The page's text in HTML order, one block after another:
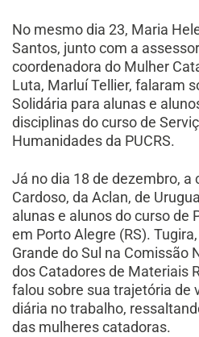
No mesmo dia 23, Maria
Santos, junto com a
coordenadora do Mulher
Luta, Marluí Tellier, falaram
Solidária para alunas e
disciplinas do curso de
Humanidades da PUCRS.
Já no dia 18 de dezembro, a
Cardoso, da Aclan, de
alunas e alunos do curso de
em Porto Alegre (RS).
Grande do Sul na Comissão
dos Catadores de Materiais
falou sobre sua trajetória de
diária no trabalho,
das mulheres catadoras.